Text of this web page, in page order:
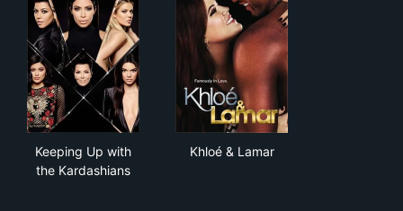
Keeping Up with
the Kardashians
Khloé & Lamar